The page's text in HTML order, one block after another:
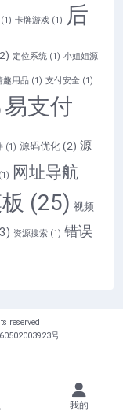
(1) 卡牌游戏 (1)
后
定位系统 (1) 小姐姐源
趣用品 (1) 支付安全 (1)
易支付
(1) 源码优化 (2) 源
(1)
网址导航
(25) 视频
资源搜索 (1) 错误
reserved
号
我的